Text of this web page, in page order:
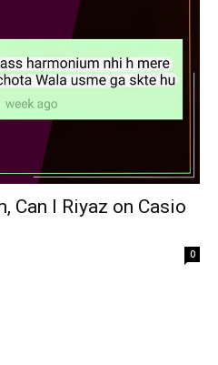
Can I Riyaz on Casio
0